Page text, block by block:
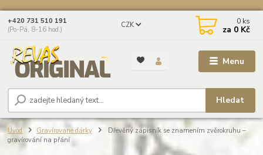
Menu
CZK
Hledat
+420 731 510 191
(Po-Pá, 8-16 hod.)
0 ks
za 0 Kč
Úvod Gravírované dárky
Dřevěný zápisník se znamením zvěrokruhu –
gravírování na přání